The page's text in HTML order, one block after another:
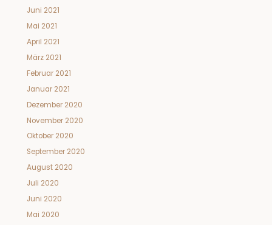
Juni 2021
Mai 2021
April 2021
März 2021
Februar 2021
Januar 2021
Dezember 2020
November 2020
Oktober 2020
September 2020
August 2020
Juli 2020
Juni 2020
Mai 2020